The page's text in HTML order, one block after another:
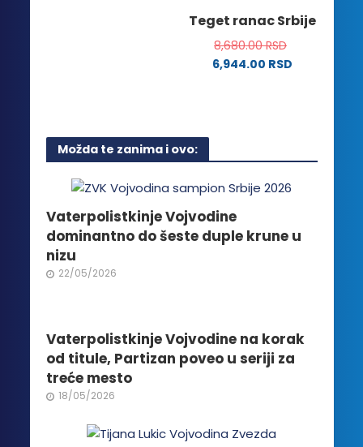
proizvoda.
biti
izabrane
stranici
proizvoda.
Teget ranac Srbije
8,680.00RSD
6,944.00 RSD
Možda te zanima i ovo:
Vaterpolistkinje Vojvodine
dominantno do šeste duple krune u
nizu
22/05/2026
Vaterpolistkinje Vojvodine na korak
od titule, Partizan poveo u seriji za
treće mesto
18/05/2026